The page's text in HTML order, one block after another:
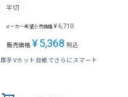
半切
メーカー希望小売価格 ¥ 6,710
販売価格 ¥5,368 税込
厚手Vカット台紙でさらにスマート